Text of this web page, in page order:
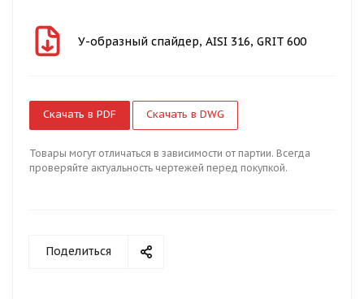
У-образный спайдер, AISI 316, GRIT 600
Скачать в PDF Скачать в DWG
Товары могут отличаться в зависимости от партии. Всегда
проверяйте актуальность чертежей перед покупкой.
Поделиться